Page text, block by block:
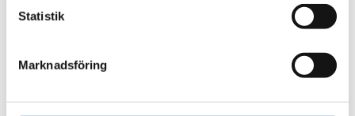
Statistik
Marknadsföring